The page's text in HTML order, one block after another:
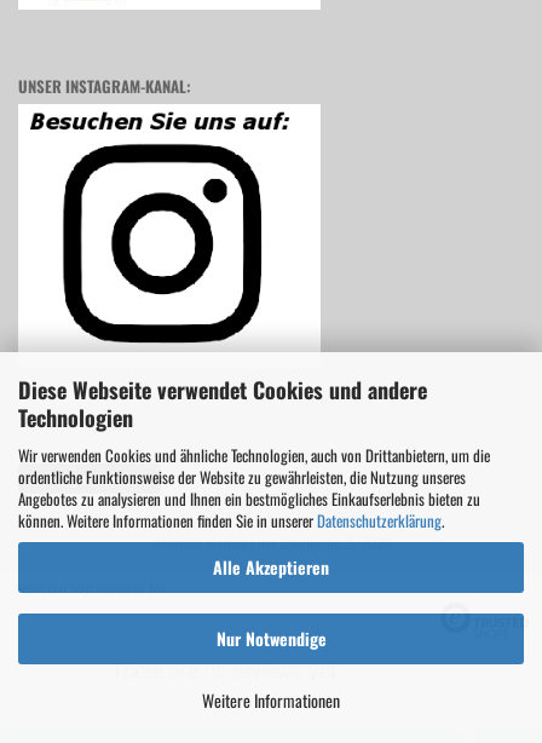
Diese Webseite verwendet Cookies und andere
Technologien
Wir verwenden Cookies und ähnliche Technologien, auch von Drittanbietern, um die
ordentliche Funktionsweise der Website zu gewährleisten, die Nutzung unseres
Angebotes zu analysieren und Ihnen ein bestmögliches Einkaufserlebnis bieten zu
können. Weitere Informationen finden Sie in unsererDatenschutzerklärung.
Alle Akzeptieren
Nur Notwendige
Weitere Informationen
UNSER INSTAGRAM-KANAL:
Vertrag widerrufen
Webshop erstellenmit Gambio.de © 2026
Selected top reviews for
There are no reviews yet.